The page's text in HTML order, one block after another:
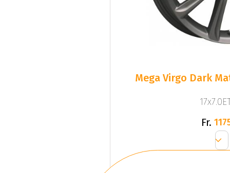
Mega Virgo Dark
Fr.